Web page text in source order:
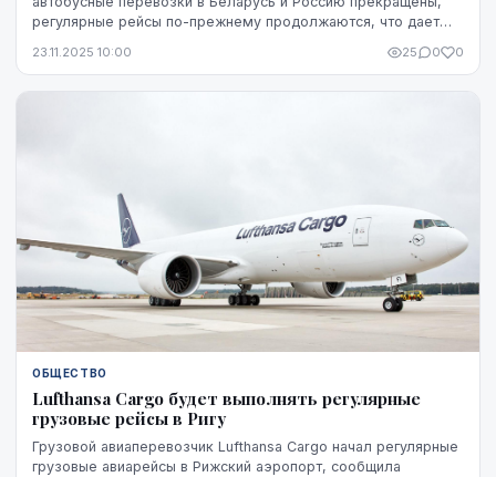
регулярные рейсы по-прежнему продолжаются, что дает
23.11.2025 10:00 25 0 0
ОБЩЕСТВО
Lufthansa Cargo будет выполнять регулярные
грузовые рейсы в Ригу
Грузовой авиаперевозчик Lufthansa Cargo начал регулярные
грузовые авиарейсы в Рижский аэропорт, сообщила